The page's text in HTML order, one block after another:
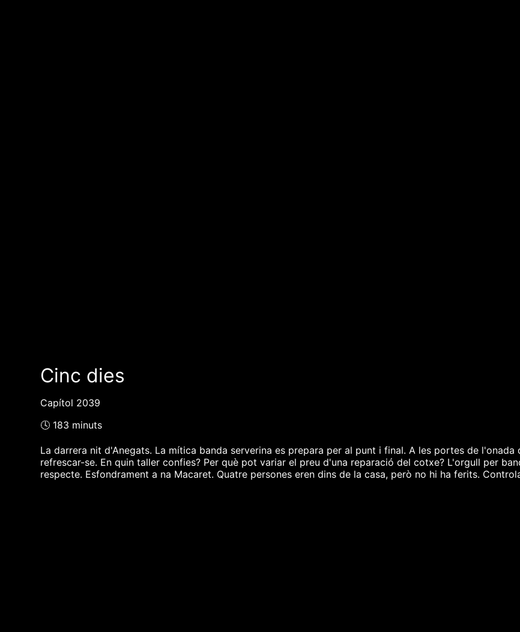
Cinc dies
Capítol 2039
🕓 183 minuts
La darrera nit d'Anegats. La mítica banda serverina es prepara per al punt i final. A les portes de
refrescar-se. En quin taller confies? Per què pot variar el preu d'una reparació del cotxe? L'orgull per
respecte. Esfondrament a na Macaret. Quatre persones eren dins de la casa, però no hi ha ferits.